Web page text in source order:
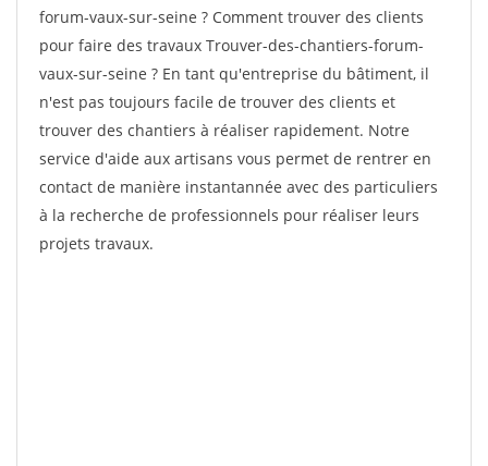
forum-vaux-sur-seine ? Comment trouver des clients
pour faire des travaux Trouver-des-chantiers-forum-
vaux-sur-seine ? En tant qu'entreprise du bâtiment, il
n'est pas toujours facile de trouver des clients et
trouver des chantiers à réaliser rapidement. Notre
service d'aide aux artisans vous permet de rentrer en
contact de manière instantannée avec des particuliers
à la recherche de professionnels pour réaliser leurs
projets travaux.